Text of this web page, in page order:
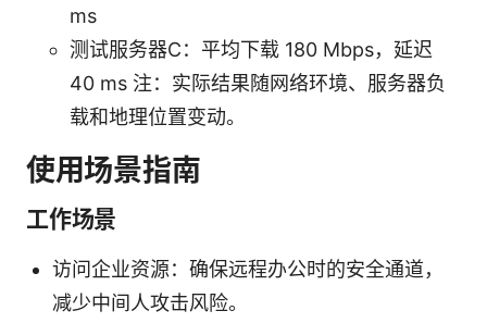
ms
测试服务器C：平均下载 180 Mbps，延迟
40 ms 注：实际结果随网络环境、服务器负
载和地理位置变动。
使用场景指南
工作场景
访问企业资源：确保远程办公时的安全通道，
减少中间人攻击风险。